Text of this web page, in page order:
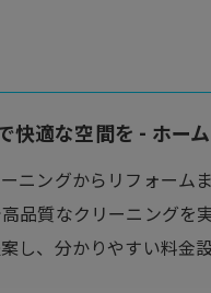
快適な空間を - ホー
ニングからリフォー
品質なクリーニングを
し、分かりやすい料